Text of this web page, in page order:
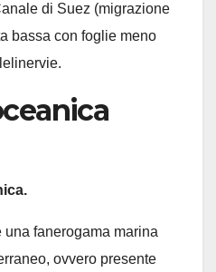
di Suez (migrazione
bassa con foglie meno
una fanerogama marina
ovvero presente